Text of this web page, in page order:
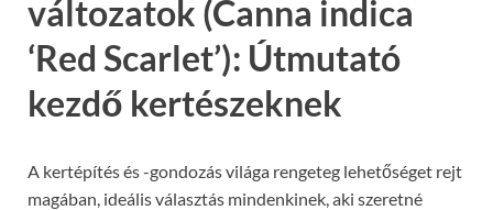
változatok (Canna indica
‘Red Scarlet’): Útmutató
kezdő kertészeknek
A kertépítés és -gondozás világa rengeteg lehetőséget rejt
magában, ideális választás mindenkinek, aki szeretné